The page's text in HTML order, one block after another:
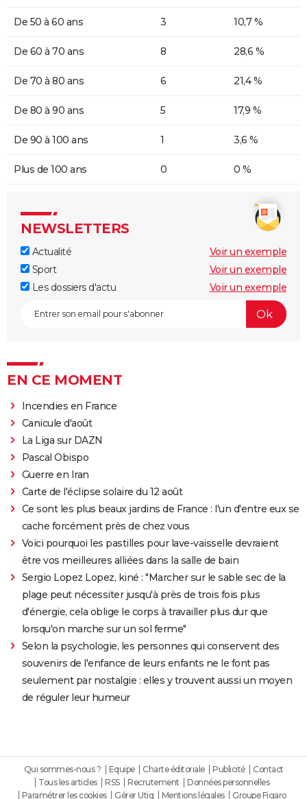
De 50 à 60 ans 3 10,7 %
De 60 à 70 ans 8 28,6 %
De 70 à 80 ans 6 21,4 %
De 80 à 90 ans 5 17,9 %
De 90 à 100 ans 1 3,6 %
Plus de 100 ans 0 0 %
NEWSLETTERS
Actualité
Voir un exemple
Sport
Voir un exemple
Les dossiers d'actu
Voir un exemple
EN CE MOMENT
Incendies en France
Canicule d'août
La Liga sur DAZN
Pascal Obispo
Guerre en Iran
Carte de l'éclipse solaire du 12 août
Ce sont les plus beaux jardins de France : l'un d'entre eux se
cache forcément près de chez vous
Voici pourquoi les pastilles pour lave-vaisselle devraient
être vos meilleures alliées dans la salle de bain
Sergio Lopez Lopez, kiné : "Marcher sur le sable sec de la
plage peut nécessiter jusqu'à près de trois fois plus
d'énergie, cela oblige le corps à travailler plus dur que
lorsqu'on marche sur un sol ferme"
Selon la psychologie, les personnes qui conservent des
souvenirs de l'enfance de leurs enfants ne le font pas
seulement par nostalgie : elles y trouvent aussi un moyen
de réguler leur humeur
Qui sommes-nous ? Equipe Charte éditoriale Publicité
Contact
Tous les articles
RSS Recrutement
Données personnelles
Paramétrer les cookies
Gérer Utiq Mentions légales Groupe Figaro